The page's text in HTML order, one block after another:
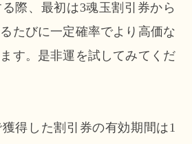
際、最初は3魂玉割引券から
たびに一定確率でより高価な
す。是非運を試してみてくだ
得した割引券の有効期間は1